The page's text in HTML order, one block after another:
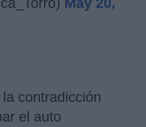
contradicción
el auto